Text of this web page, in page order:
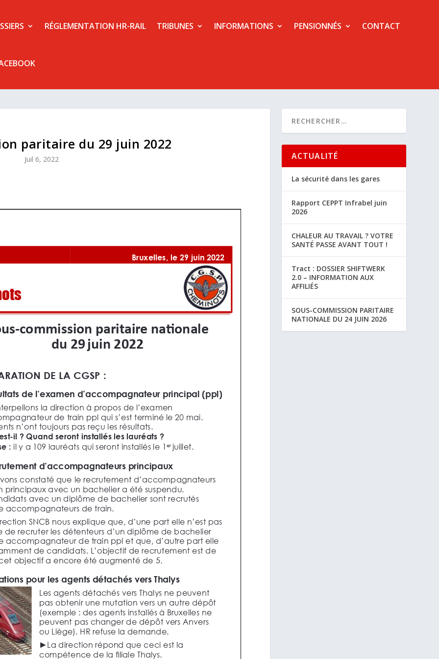
RÉGLEMENTATION HR-RAIL TRIBUNES INFORMATIONS PENSIONNÉS CONTACT
paritaire du 29 juin 2022
Juil 6, 2022 ACTUALITÉ
La sécurité dans les gares
Rapport CEPPT Infrabel juin
2026
CHALEUR AU TRAVAIL ? VOTRE
SANTÉ PASSE AVANT TOUT !
Tract : DOSSIER SHIFTWERK
2.0 – INFORMATION AUX
AFFILIÉS
SOUS-COMMISSION PARITAIRE
NATIONALE DU 24 JUIN 2026